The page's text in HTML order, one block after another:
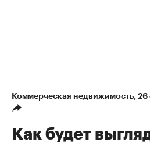
Коммерческая недвижимость⁠, 26
Как будет